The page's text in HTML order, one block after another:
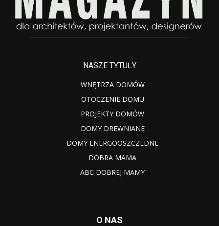
NASZE TYTUŁY
WNĘTRZA DOMÓW
OTOCZENIE DOMU
PROJEKTY DOMÓW
DOMY DREWNIANE
DOMY ENERGOOSZCZEDNE
DOBRA MAMA
ABC DOBREJ MAMY
O NAS